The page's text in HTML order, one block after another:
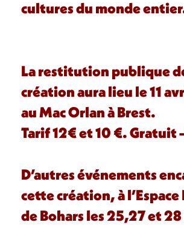
cultures du monde
La restitution publique
création aura lieu le 11
au Mac Orlan à Brest.
Tarif 12€ et 10 €. Gratuit
D’autres événements
cette création, à l’Espace
de Bohars les 25,27 et